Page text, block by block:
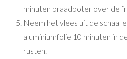
minuten braadboter over de
Neem het vlees uit de schaal
aluminiumfolie 10 minuten in
rusten.